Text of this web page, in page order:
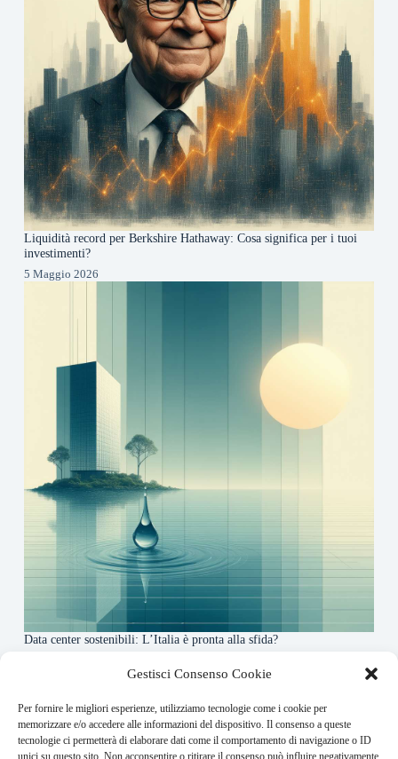
Gestisci Consenso Cookie
Per fornire le migliori esperienze, utilizziamo tecnologie come i cookie per
memorizzare e/o accedere alle informazioni del dispositivo. Il consenso a queste
tecnologie ci permetterà di elaborare dati come il comportamento di navigazione o ID
unici su questo sito. Non acconsentire o ritirare il consenso può influire negativamente
Liquidità record per Berkshire Hathaway: Cosa significa per i tuoi
investimenti?
5 Maggio 2026
Data center sostenibili: L’Italia è pronta alla sfida?
About this website
Finance-Bullet.it ogni giorno trova per te le notizie più